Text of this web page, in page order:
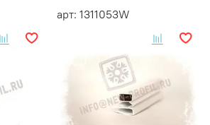
арт: 1311053W